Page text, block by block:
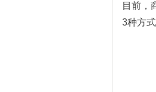
目前，
3种方